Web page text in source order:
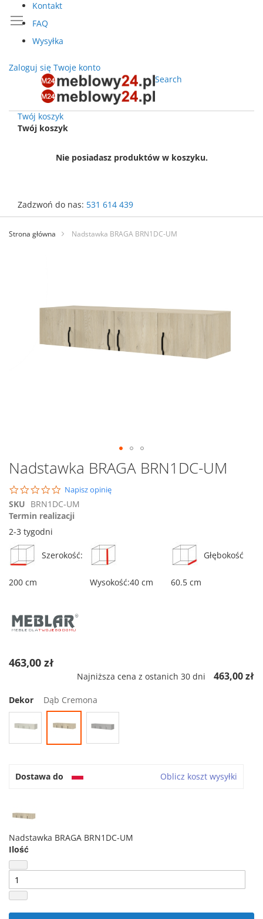
Kontakt
FAQ
Wysyłka
Zaloguj się Twoje konto
Search
Twój koszyk
Twój koszyk
Nie posiadasz produktów w koszyku.
Zadzwoń do nas: 531 614 439
Przejdź
treści
Strona główna Nadstawka BRAGA BRN1DC-UM
Przejdź
na
początek
galerii
Nadstawka BRAGA BRN1DC-UM
0.0
star
rating
Napisz opinię
SKU BRN1DC-UM
Termin realizacji
2-3 tygodni
Szerokość:
200 cm Wysokość:40 cm
Głębokość
60.5 cm
463,00 zł
Najniższa cena z ostanich 30 dni 463,00 zł
Dekor Dąb Cremona
Dostawa do Oblicz koszt wysyłki
Nadstawka BRAGA BRN1DC-UM
Ilość